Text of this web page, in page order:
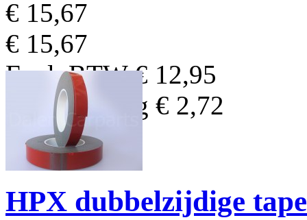
€ 15,67
€ 15,67
Excl. BTW€ 12,95
BTW Bedrag € 2,72
HPX dubbelzijdige